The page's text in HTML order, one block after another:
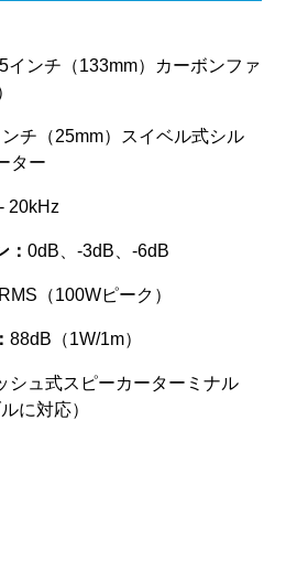
インチ（133mm）カーボンファ
チ（25mm）スイベル式シル
ター
20kHz
：0dB、-3dB、-6dB
（100Wピーク）
88dB（1W/1m）
シュ式スピーカーターミナル
に対応）